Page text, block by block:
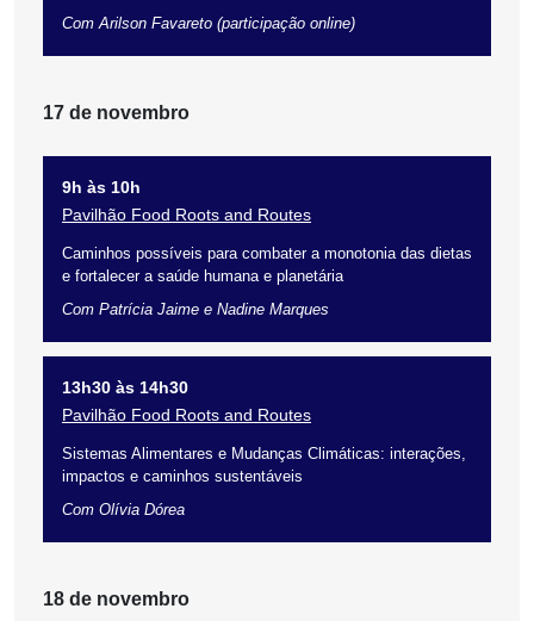
Com Arilson Favareto (participação online)
17 de novembro
9h às 10h
Pavilhão Food Roots and Routes
Caminhos possíveis para combater a monotonia das dietas
e fortalecer a saúde humana e planetária
Com Patrícia Jaime e Nadine Marques
13h30 às 14h30
Pavilhão Food Roots and Routes
Sistemas Alimentares e Mudanças Climáticas: interações,
impactos e caminhos sustentáveis
Com Olívia Dórea
18 de novembro